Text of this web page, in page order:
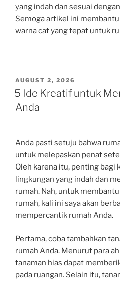
yang indah dan sesuai
Semoga artikel ini
warna cat yang tepat untuk
POSTED
ON
AUGUST 2, 2026
5 Ide Kreatif untuk
Anda
Anda pasti setuju bahwa
untuk melepaskan penat
Oleh karena itu, penting bagi
lingkungan yang indah dan
rumah. Nah, untuk
rumah, kali ini saya akan
mempercantik rumah Anda.
Pertama, coba tambahkan
rumah Anda. Menurut para
tanaman hias dapat
pada ruangan. Selain itu,